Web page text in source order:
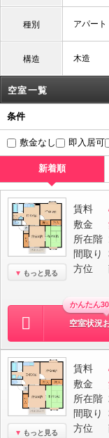
種別 アパート
構造 木造
空室一覧
条件
敷金なし 即入居可
新着順
もっと見る
賃料
敷金
所在階
間取り
方位
かんたん
空室状況
もっと見る
賃料
敷金
所在階
間取り
方位